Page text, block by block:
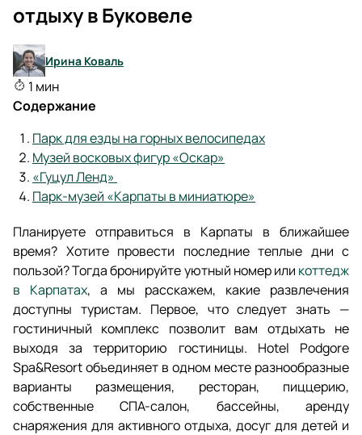
отдыху в Буковеле
Ирина Коваль
1 мин
Содержание
Парк для езды на горных велосипедах
Музей восковых фигур «Оскар»
«Гуцул Ленд»
Парк‑музей «Карпаты в миниатюре»
Планируете отправиться в Карпаты в ближайшее
время? Хотите провести последние теплые дни с
пользой? Тогда бронируйте уютный номер или коттедж
в Карпатах, а мы расскажем, какие развлечения
доступны туристам. Первое, что следует знать —
гостиничный комплекс позволит вам отдыхать не
выходя за территорию гостиницы. Hotel Podgore
Spa&Resort объединяет в одном месте разнообразные
варианты размещения, ресторан, пиццерию,
собственные СПА-салон, бассейны, аренду
снаряжения для активного отдыха, досуг для детей и